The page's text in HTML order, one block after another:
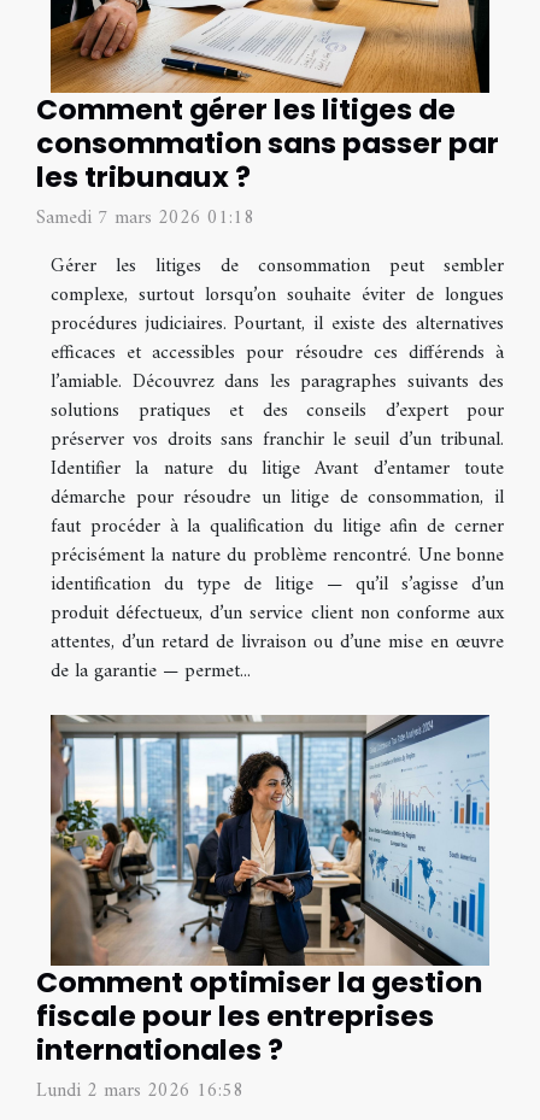
Comment gérer les litiges de
consommation sans passer par
les tribunaux ?
Samedi 7 mars 2026 01:18
Gérer les litiges de consommation peut sembler
complexe, surtout lorsqu’on souhaite éviter de longues
procédures judiciaires. Pourtant, il existe des alternatives
efficaces et accessibles pour résoudre ces différends à
l’amiable. Découvrez dans les paragraphes suivants des
solutions pratiques et des conseils d’expert pour
préserver vos droits sans franchir le seuil d’un tribunal.
Identifier la nature du litige Avant d’entamer toute
démarche pour résoudre un litige de consommation, il
faut procéder à la qualification du litige afin de cerner
précisément la nature du problème rencontré. Une bonne
identification du type de litige — qu’il s’agisse d’un
produit défectueux, d’un service client non conforme aux
attentes, d’un retard de livraison ou d’une mise en œuvre
de la garantie — permet...
Comment optimiser la gestion
fiscale pour les entreprises
internationales ?
Lundi 2 mars 2026 16:58